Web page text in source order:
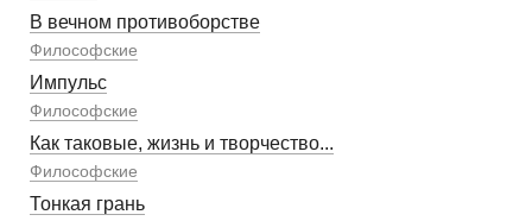
В вечном противоборстве
Философские
Импульс
Философские
Как таковые, жизнь и творчество...
Философские
Тонкая грань